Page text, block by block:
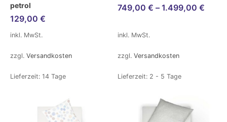
petrol
129,00 €
inkl. MwSt.
zzgl. Versandkosten
Lieferzeit: 14 Tage
749,00 € – 1.499,00 €
inkl. MwSt.
zzgl. Versandkosten
Lieferzeit: 2 - 5 Tage